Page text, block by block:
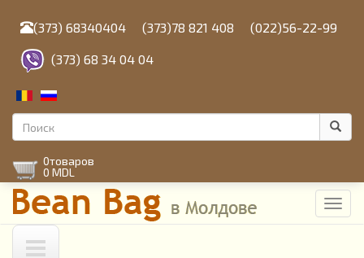
содержанию
(373) 68340404 (373)78 821 408 (022)56-22-99
(373) 68 34 04 04
Форма
поиска
0товаров
0 MDL